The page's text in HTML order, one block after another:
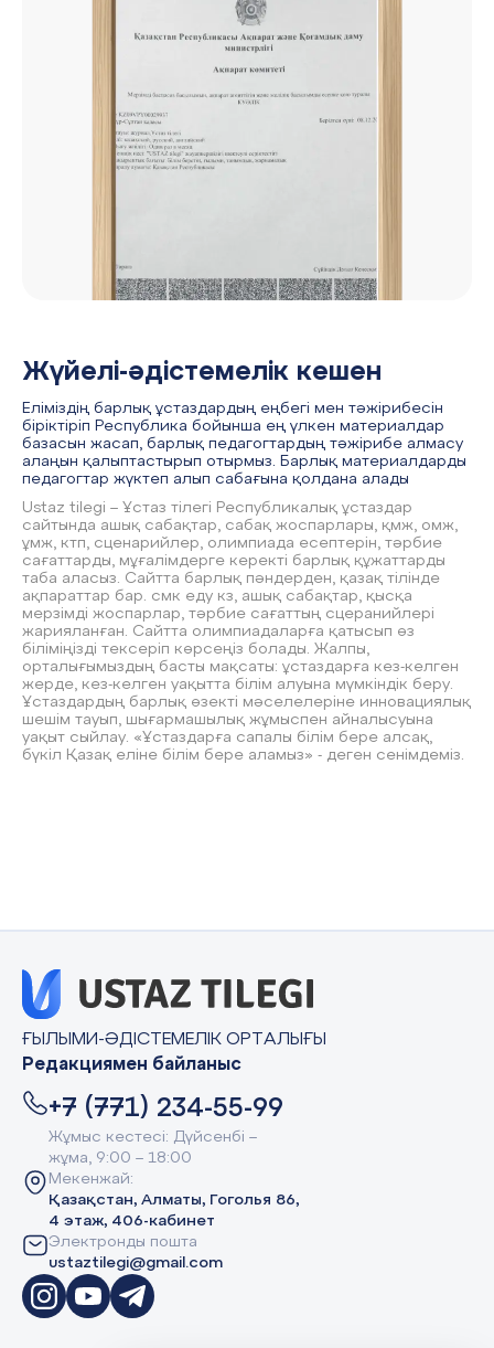
Жүйелі-әдістемелік кешен
Еліміздің барлық ұстаздардың еңбегі мен тәжірибесін
біріктіріп Республика бойынша ең үлкен материалдар
базасын жасап, барлық педагогтардың тәжірибе алмасу
алаңын қалыптастырып отырмыз. Барлық материалдарды
педагогтар жүктеп алып сабағына қолдана алады
Ustaz tilegi – Ұстаз тілегі Республикалық ұстаздар
сайтында ашық сабақтар, сабақ жоспарлары, қмж, омж,
ұмж, ктп, сценарийлер, олимпиада есептерін, тәрбие
сағаттарды, мұғалімдерге керекті барлық құжаттарды
таба аласыз. Сайтта барлық пәндерден, қазақ тілінде
ақпараттар бар. смк еду кз, ашық сабақтар, қысқа
мерзімді жоспарлар, тәрбие сағаттың сцеранийлері
жарияланған. Сайтта олимпиадаларға қатысып өз
біліміңізді тексеріп көрсеңіз болады. Жалпы,
орталығымыздың басты мақсаты: ұстаздарға кез-келген
жерде, кез-келген уақытта білім алуына мүмкіндік беру.
Ұстаздардың барлық өзекті мәселелеріне инновациялық
шешім тауып, шығармашылық жұмыспен айналысуына
уақыт сыйлау. «Ұстаздарға сапалы білім бере алсақ,
бүкіл Қазақ еліне білім бере аламыз» - деген сенімдеміз.
ҒЫЛЫМИ-ӘДІСТЕМЕЛІК ОРТАЛЫҒЫ
Редакциямен байланыс
+7 (771) 234-55-99
Жұмыс кестесі: Дүйсенбі –
жұма, 9:00 – 18:00
Мекенжай:
Қазақстан, Алматы, Гоголья 86,
4 этаж, 406-кабинет
Электронды пошта
ustaztilegi@gmail.com